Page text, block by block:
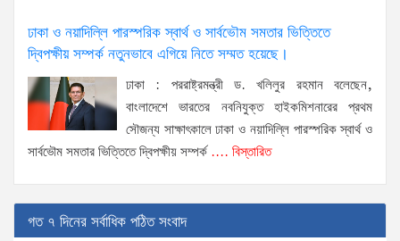
ঢাকা ও নয়াদিল্লি পারস্পরিক স্বার্থ ও সার্বভৌম সমতার ভিত্তিতে
দ্বিপক্ষীয় সম্পর্ক নতুনভাবে এগিয়ে নিতে সম্মত হয়েছে।
ঢাকা : পররাষ্ট্রমন্ত্রী ড. খলিলুর রহমান বলেছেন,
বাংলাদেশে ভারতের নবনিযুক্ত হাইকমিশনারের প্রথম
সৌজন্য সাক্ষাৎকালে ঢাকা ও নয়াদিল্লি পারস্পরিক স্বার্থ ও
সার্বভৌম সমতার ভিত্তিতে দ্বিপক্ষীয় সম্পর্ক.... বিস্তারিত
গত ৭ দিনের সর্বাধিক পঠিত সংবাদ